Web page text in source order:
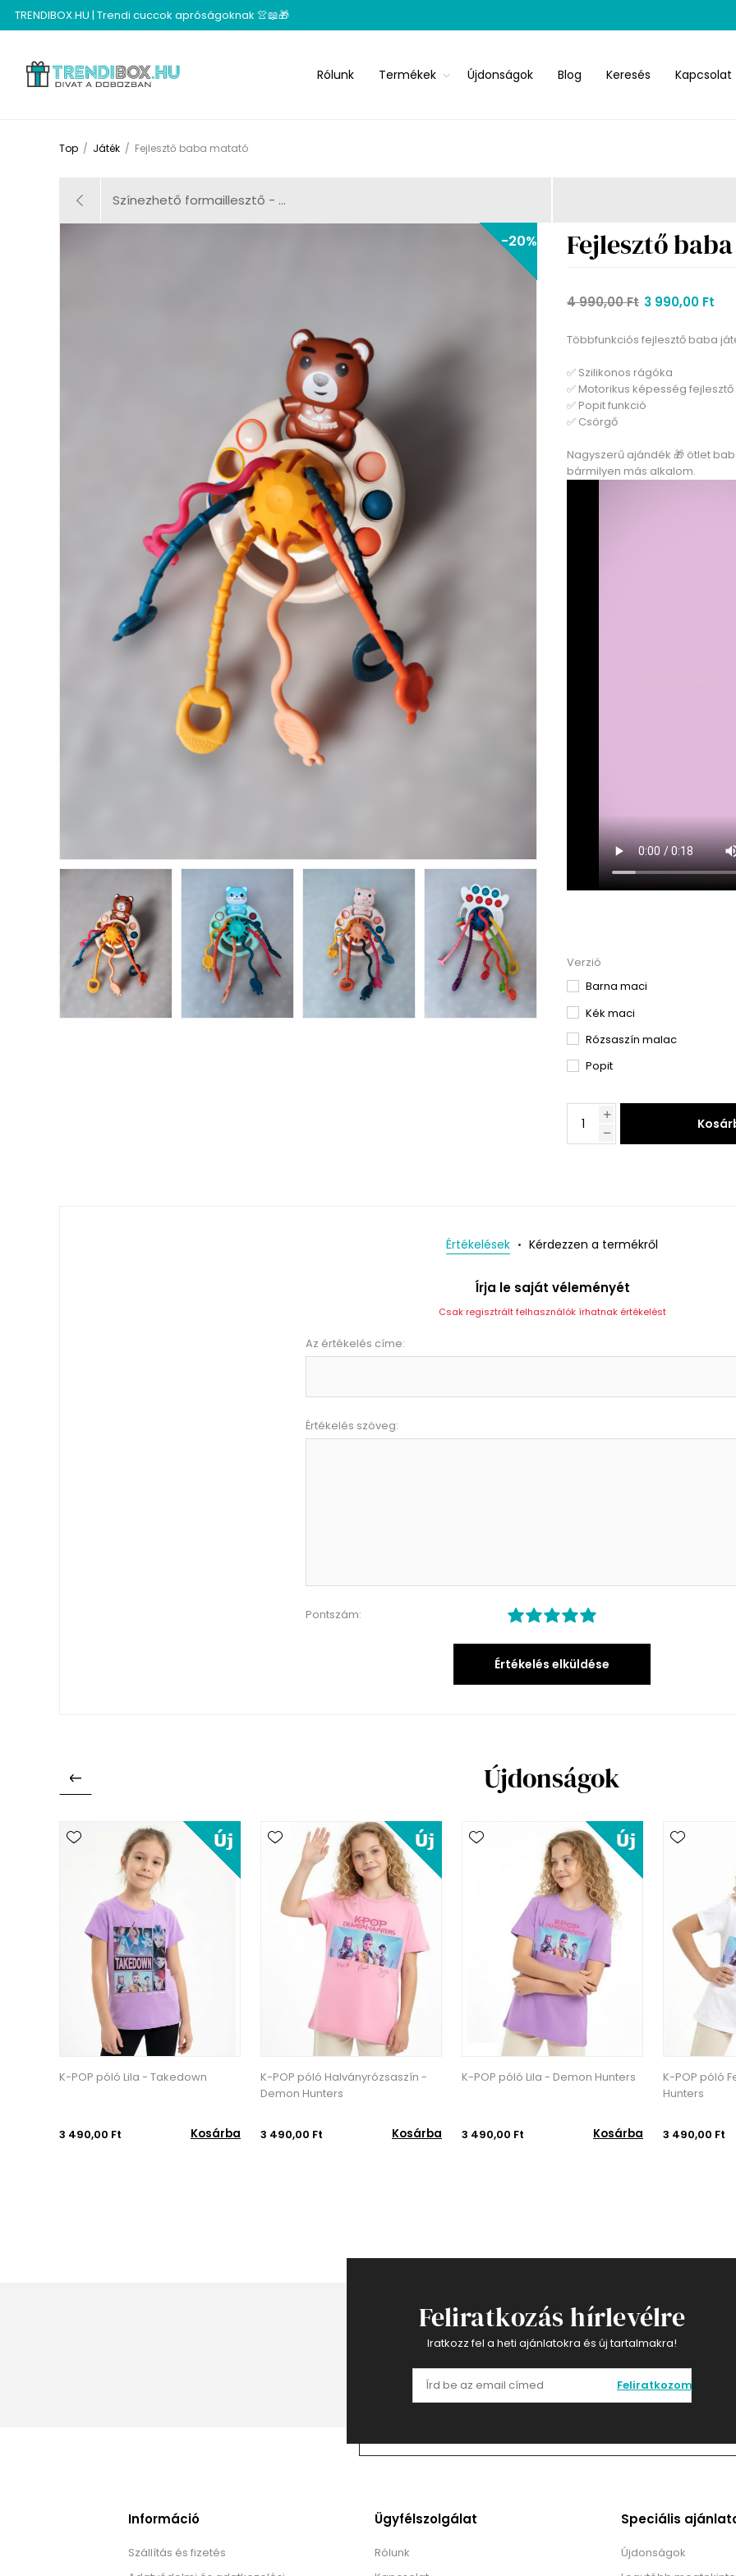
TRENDIBOX.HU | Trendi cuccok apróságoknak 👚📖🎁
Rólunk Termékek Újdonságok Blog Keresés Kapcsolat
Top / Játék / Fejlesztő baba matató
Színezhető formaillesztő - ...
-20% Fejlesztő
4 990,00 Ft 3 990,00 Ft
Többfunkciós fejlesztő baba
✅ Szilikonos rágóka
✅ Motorikus képesség fejlesztő
✅ Popit funkció
✅ Csörgő
Nagyszerű ajándék 🎁 ötlet
bármilyen más alkalom.
Verzió
Barna maci
Kék maci
Rózsaszín malac
Popit
Értékelések Kérdezzen a termékről
Írja le saját véleményét
Csak regisztrált felhasználók írhatnak értékelést
Az értékelés címe:
Értékelés szöveg:
Pontszám:
Értékelés elküldése
Újdonságok
K-POP póló Lila - Takedown
3 490,00 Ft Kosárba
K-POP póló Halványrózsaszín -
Demon Hunters
3 490,00 Ft Kosárba
K-POP póló Lila - Demon Hunters
3 490,00 Ft Kosárba
K-POP póló
Hunters
3 490,00 Ft
Feliratkozás hírlevélre
Iratkozz fel a heti ajánlatokra és új tartalmakra!
Feliratkozom
Információ
Szállítás és fizetés
Ügyfélszolgálat
Rólunk
Speciális
Újdonságok